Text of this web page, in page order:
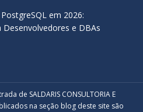
em 2026:
e DBAs
de SALDARIS CONSULTORIA E
na seção blog deste site são